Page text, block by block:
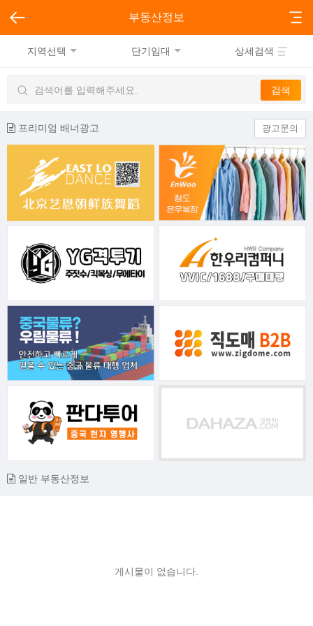
부동산정보
지역선택 단기임대 상세검색
프리미엄 배너광고 광고문의
일반 부동산정보
게시물이 없습니다.